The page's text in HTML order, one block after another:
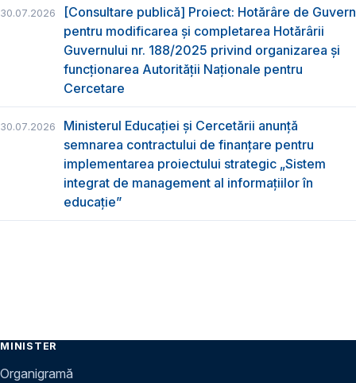
30.07.2026
[Consultare publică] Proiect: Hotărâre de Guvern
pentru modificarea și completarea Hotărârii
Guvernului nr. 188/2025 privind organizarea şi
funcţionarea Autorităţii Naţionale pentru
Cercetare
30.07.2026
Ministerul Educației și Cercetării anunță
semnarea contractului de finanțare pentru
implementarea proiectului strategic „Sistem
integrat de management al informațiilor în
educație”
MINISTER
Organigramă